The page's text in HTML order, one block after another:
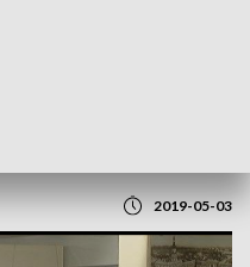
2019-05-03